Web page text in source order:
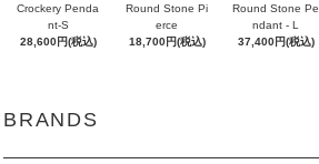
Crockery Penda
nt-S
28,600円(税込)
Round Stone Pi
erce
18,700円(税込)
Round Stone Pe
ndant - L
37,400円(税込)
BRANDS